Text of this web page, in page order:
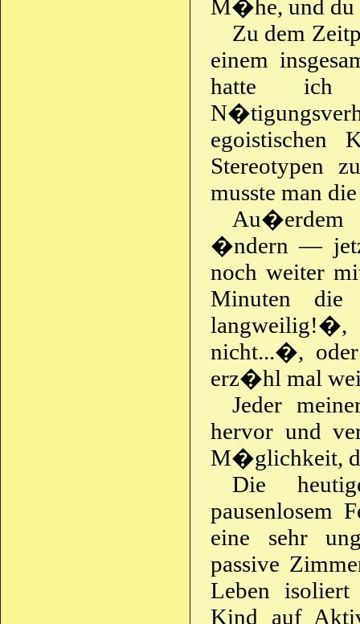
M�he, und
Zu dem
einem
hatte ich
egoistischen
Stereotypen
musste man
Au�erdem
�ndern —
noch weiter
Minuten
nicht...�,
erz�hl mal
Jeder
hervor und
M�glichkeit,
Die
pausenlosem
eine sehr
passive
Leben isoliert
Kind auf